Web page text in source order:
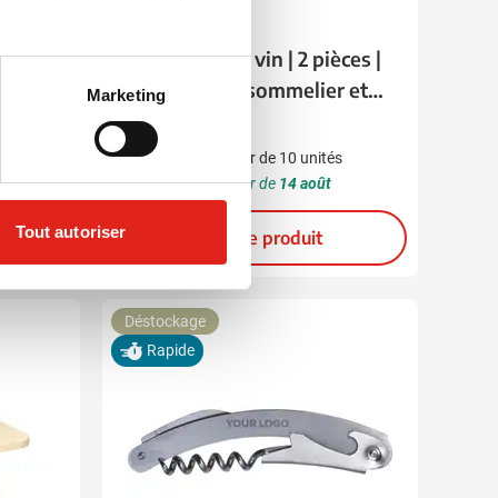
Marketing
Tout autoriser
Coffret cadeau vin | 2 pièces |
Tire-bouchon sommelier et
bouchon de bouteille
à partir de
Marquage à partir de 10 unités
Livraison à partir de 14 août
Voir le produit
Déstockage
Rapide